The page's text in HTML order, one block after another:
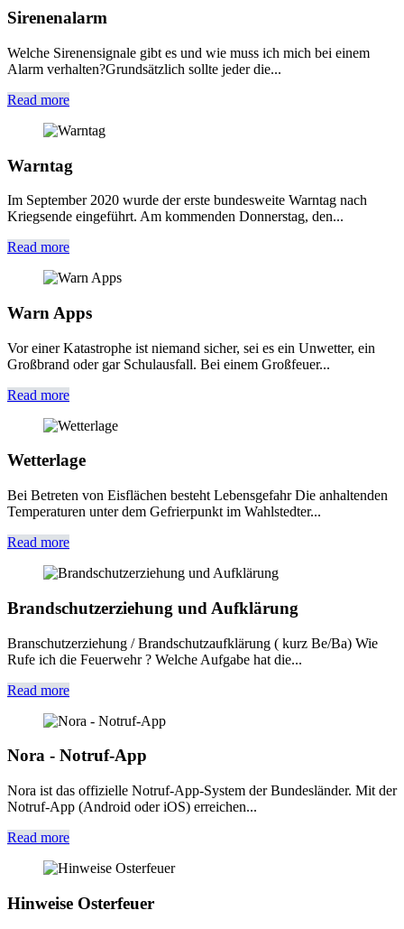
Sirenenalarm
Welche Sirenensignale gibt es und wie muss ich mich bei einem
Alarm verhalten?Grundsätzlich sollte jeder die...
Read more
Warntag
Im September 2020 wurde der erste bundesweite Warntag nach
Kriegsende eingeführt. Am kommenden Donnerstag, den...
Read more
Warn Apps
Vor einer Katastrophe ist niemand sicher, sei es ein Unwetter, ein
Großbrand oder gar Schulausfall. Bei einem Großfeuer...
Read more
Wetterlage
Bei Betreten von Eisflächen besteht Lebensgefahr Die anhaltenden
Temperaturen unter dem Gefrierpunkt im Wahlstedter...
Read more
Brandschutzerziehung und Aufklärung
Branschutzerziehung / Brandschutzaufklärung ( kurz Be/Ba) Wie
Rufe ich die Feuerwehr ? Welche Aufgabe hat die...
Read more
Nora - Notruf-App
Nora ist das offizielle Notruf-App-System der Bundesländer. Mit der
Notruf-App (Android oder iOS) erreichen...
Read more
Hinweise Osterfeuer